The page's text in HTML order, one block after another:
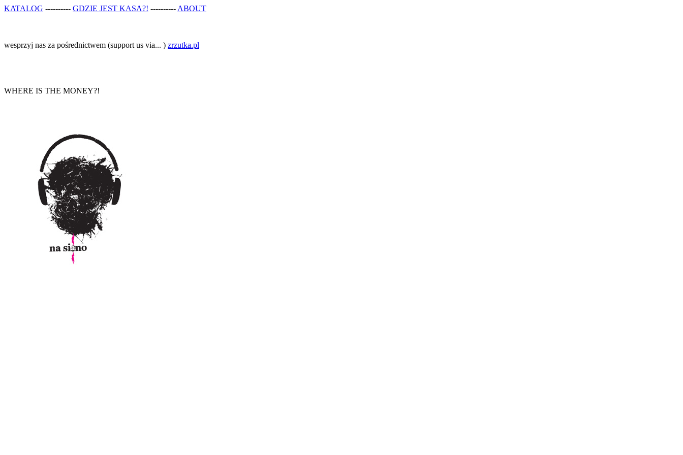
KATALOG ---------- GDZIE JEST KASA?! ---------- ABOUT
wesprzyj nas za pośrednictwem (support us via... ) zrzutka.pl
WHERE IS THE MONEY?!